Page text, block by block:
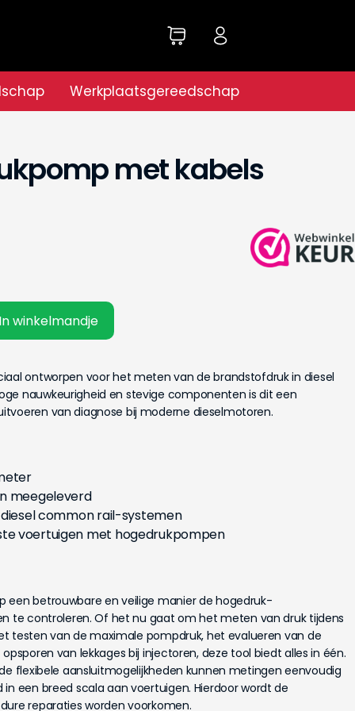
Werkplaatsgereedschap
met kabels
winkelmandje
ontworpen voor het meten van de brandstofdruk in diesel
nauwkeurigheid en stevige componenten is dit een
van diagnose bij moderne dieselmotoren.
meegeleverd
common rail-systemen
voertuigen met hogedrukpompen
een betrouwbare en veilige manier de hogedruk-
te controleren. Of het nu gaat om het meten van druk tijdens
testen van de maximale pompdruk, het evalueren van de
van lekkages bij injectoren, deze tool biedt alles in één.
flexibele aansluitmogelijkheden kunnen metingen eenvoudig
een breed scala aan voertuigen. Hierdoor wordt de
reparaties worden voorkomen.